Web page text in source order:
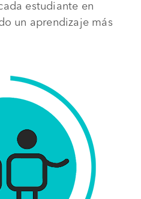
estudiante en
un aprendizaje más